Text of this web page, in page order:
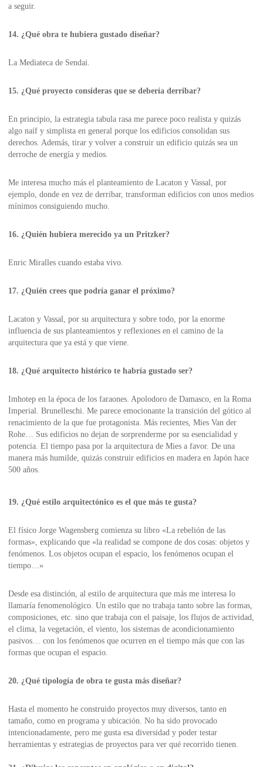
a seguir.
14. ¿Qué obra te hubiera gustado diseñar?
La Mediateca de Sendai.
15. ¿Qué proyecto consideras que se debería derribar?
En principio, la estrategia tabula rasa me parece poco realista y quizás
algo naíf y simplista en general porque los edificios consolidan sus
derechos. Además, tirar y volver a construir un edificio quizás sea un
derroche de energía y medios.
Me interesa mucho más el planteamiento de Lacaton y Vassal, por
ejemplo, donde en vez de derribar, transforman edificios con unos medios
mínimos consiguiendo mucho.
16. ¿Quién hubiera merecido ya un Pritzker?
Enric Miralles cuando estaba vivo.
17. ¿Quién crees que podría ganar el próximo?
Lacaton y Vassal, por su arquitectura y sobre todo, por la enorme
influencia de sus planteamientos y reflexiones en el camino de la
arquitectura que ya está y que viene.
18. ¿Qué arquitecto histórico te habría gustado ser?
Imhotep en la época de los faraones. Apolodoro de Damasco, en la Roma
Imperial. Brunelleschi. Me parece emocionante la transición del gótico al
renacimiento de la que fue protagonista. Más recientes, Mies Van der
Rohe… Sus edificios no dejan de sorprenderme por su esencialidad y
potencia. El tiempo pasa por la arquitectura de Mies a favor. De una
manera más humilde, quizás construir edificios en madera en Japón hace
500 años.
19. ¿Qué estilo arquitectónico es el que más te gusta?
El físico Jorge Wagensberg comienza su libro «La rebelión de las
formas», explicando que «la realidad se compone de dos cosas: objetos y
fenómenos. Los objetos ocupan el espacio, los fenómenos ocupan el
tiempo…»
Desde esa distinción, al estilo de arquitectura que más me interesa lo
llamaría fenomenológico. Un estilo que no trabaja tanto sobre las formas,
composiciones, etc. sino que trabaja con el paisaje, los flujos de actividad,
el clima, la vegetación, el viento, los sistemas de acondicionamiento
pasivos… con los fenómenos que ocurren en el tiempo más que con las
formas que ocupan el espacio.
20. ¿Qué tipología de obra te gusta más diseñar?
Hasta el momento he construido proyectos muy diversos, tanto en
tamaño, como en programa y ubicación. No ha sido provocado
intencionadamente, pero me gusta esa diversidad y poder testar
herramientas y estrategias de proyectos para ver qué recorrido tienen.